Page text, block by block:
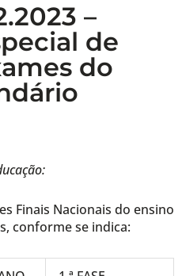
–
de
do
Finais Nacionais do ensino
conforme se indica: